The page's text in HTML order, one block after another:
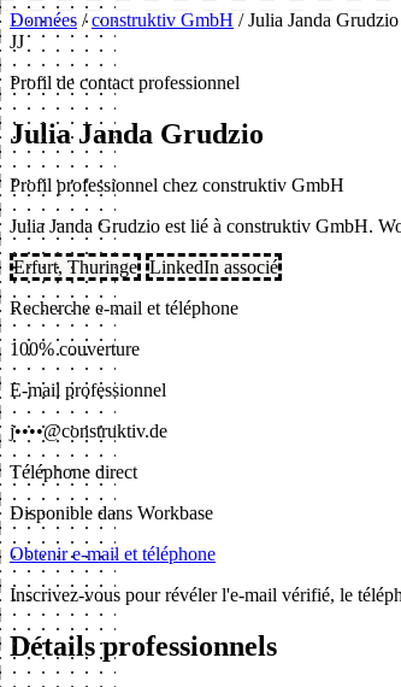
Données / construktiv GmbH / Julia Janda Grudzio
JJ
Profil de contact professionnel
Julia Janda Grudzio
Profil professionnel chez construktiv GmbH
Julia Janda Grudzio est lié à construktiv GmbH.
Erfurt, Thuringe LinkedIn associé
Recherche e-mail et téléphone
100% couverture
E-mail professionnel
j••••@construktiv.de
Téléphone direct
Disponible dans Workbase
Obtenir e-mail et téléphone
Inscrivez-vous pour révéler l'e-mail vérifié, le
Détails professionnels